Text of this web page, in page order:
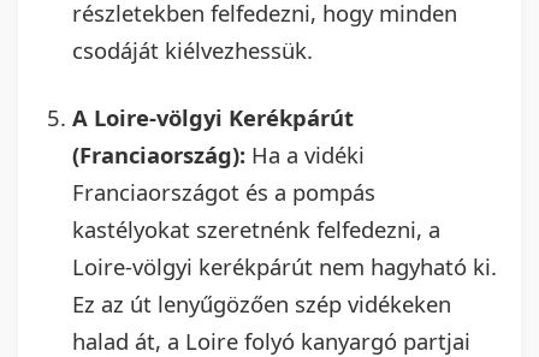
részletekben felfedezni, hogy minden
csodáját kiélvezhessük.
A Loire-völgyi Kerékpárút
(Franciaország): Ha a vidéki
Franciaországot és a pompás
kastélyokat szeretnénk felfedezni, a
Loire-völgyi kerékpárút nem hagyható ki.
Ez az út lenyűgözően szép vidékeken
halad át, a Loire folyó kanyargó partjai